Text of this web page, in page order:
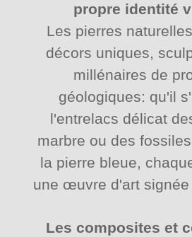
propre identité
Les pierres
décors uniques,
millénaires de
géologiques: qu'il
l'entrelacs délicat
marbre ou des
la pierre bleue,
une œuvre d'art signée
Les composites et